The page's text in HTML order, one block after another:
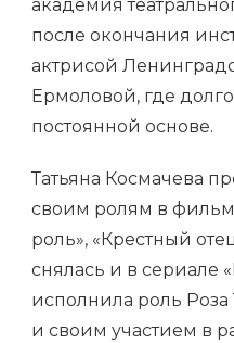
академия
после окончания
актрисой
Ермоловой, где
постоянной основе.
Татьяна Космачева
своим ролям в
роль», «Крестный
снялась и в сериале
исполнила роль Роза
и своим участием в